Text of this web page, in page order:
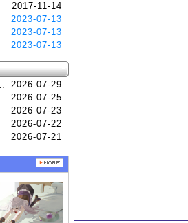
2017-11-14
2023-07-13
2023-07-13
2023-07-13
格里斯貝恩」將於 8 月 5 日登場
2026-07-29
2026-07-25
2026-07-23
開啟全新的奇幻冒險生活
2026-07-22
次公開台灣動畫
2026-07-21